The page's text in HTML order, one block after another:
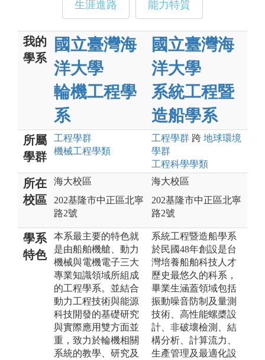
生涯進路 能力特質
我的
學系
國立臺灣海
洋大學
輪機工程學
系
國立臺灣海
洋大學
系統工程暨
造船學系
所屬
學群
工程學群
機械工程學類
工程學群 跨 地球環境
學群
工程科學學類
所在
校區
海大校區
202基隆市中正區北寧
路2號
海大校區
202基隆市中正區北寧
路2號
學系
特色
本系最主要的特色就
是由船舶機艙、動力
機械與電機電子三大
專業知識領域所組成
的工程學系。並結合
動力工程技術與能源
科技開發的基礎研究
與實際應用雙方面並
重，致力於輪機相關
系統的教學、研究及
系統工程暨造船學系
於民國48年創設是台
灣培養船舶科技人才
歷史最悠久的科系，
畢業生涵蓋領域包括
振動噪音防制及量測
技術、高性能螺槳設
計、非破壞檢測、結
構分析、計算流力、
生產管理及最適化設